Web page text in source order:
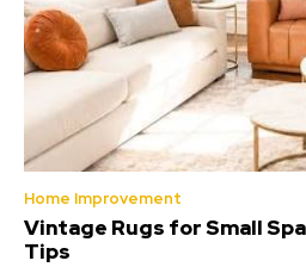
Home Improvement
Vintage Rugs for Small
Tips